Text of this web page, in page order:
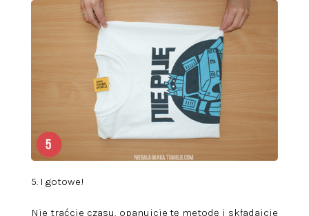
5. I gotowe!
Nie traćcie czasu, opanujcie tę metodę i składajcie